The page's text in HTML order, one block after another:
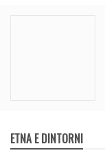
ETNA E DINTORNI